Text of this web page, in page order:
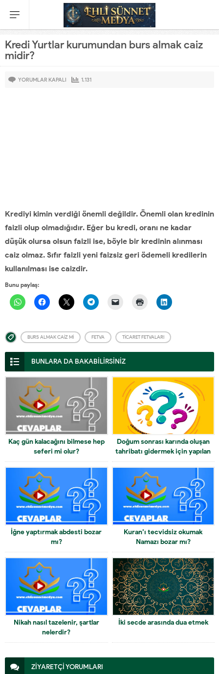
Kredi Yurtlar kurumundan burs almak caiz
midir?
YORUMLAR KAPALI 1.131
Krediyi kimin verdiği önemli değildir. Önemli olan kredinin
faizli olup olmadığıdır. Eğer bu kredi, oranı ne kadar
düşük olursa olsun faizli ise, böyle bir kredinin alınması
caiz olmaz. Sıfır faizli yeni faizsiz geri ödemeli kredilerin
kullanılması ise caizdir.
Bunu paylaş:
BURS ALMAK CAIZ MI FETVA TICARET FETVALARI
BUNLARA DA BAKABİLİRSİNİZ
Kaç gün kalacağını bilmese hep
seferi mi olur?
Doğum sonrası karında oluşan
tahribatı gidermek için yapılan
ameliyet caiz midir?
İğne yaptırmak abdesti bozar
mı?
Kuran’ı tecvidsiz okumak
Namazı bozar mı?
Nikah nasıl tazelenir, şartlar
nelerdir?
İki secde arasında dua etmek
ZİYARETÇİ YORUMLARI